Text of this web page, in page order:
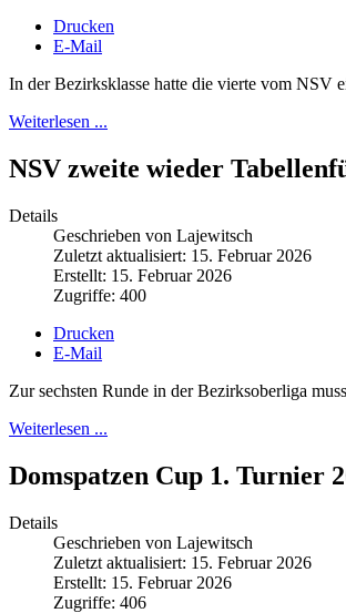
Drucken
E-Mail
In der Bezirksklasse hatte die vierte vom NSV
Weiterlesen ...
NSV zweite wieder
Details
Geschrieben von Lajewitsch
Zuletzt aktualisiert: 15. Februar 2026
Erstellt: 15. Februar 2026
Zugriffe: 400
Drucken
E-Mail
Zur sechsten Runde in der Bezirksoberliga
Weiterlesen ...
Domspatzen Cup 1. Turnier
Details
Geschrieben von Lajewitsch
Zuletzt aktualisiert: 15. Februar 2026
Erstellt: 15. Februar 2026
Zugriffe: 406